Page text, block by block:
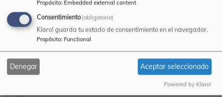
Transparente ( Base de sistema tintométrico)
Propósito: Embedded external content
Consentimiento (obligatorio)
Klaro! guarda tu estado de consentimiento en el navegador.
Propósito: Functional
Denegar Aceptar seleccionado
Powered by Klaro!